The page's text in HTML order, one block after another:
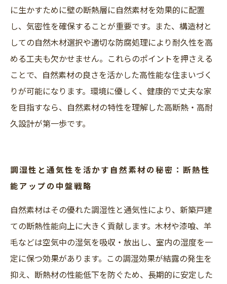
に生かすために壁の断熱層に自然素材を効果的に配置
し、気密性を確保することが重要です。また、構造材と
しての自然木材選択や適切な防腐処理により耐久性を高
める工夫も欠かせません。これらのポイントを押さえる
ことで、自然素材の良さを活かした高性能な住まいづく
りが可能になります。環境に優しく、健康的で丈夫な家
を目指すなら、自然素材の特性を理解した高断熱・高耐
久設計が第一歩です。
調湿性と通気性を活かす自然素材の秘密：断熱性
能アップの中盤戦略
自然素材はその優れた調湿性と通気性により、新築戸建
ての断熱性能向上に大きく貢献します。木材や漆喰、羊
毛などは空気中の湿気を吸収・放出し、室内の湿度を一
定に保つ効果があります。この調湿効果が結露の発生を
抑え、断熱材の性能低下を防ぐため、長期的に安定した